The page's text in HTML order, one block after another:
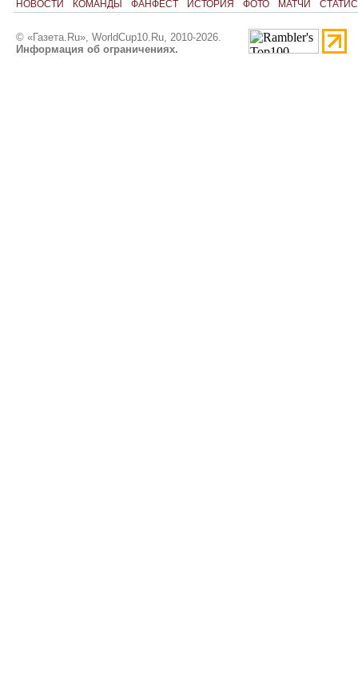
НОВОСТИ КОМАНДЫ ФАНФЕСТ ИСТОРИЯ ФОТО МАТЧИ
© «Газета.Ru», WorldCup10.Ru, 2010-2026.
Информация об ограничениях.